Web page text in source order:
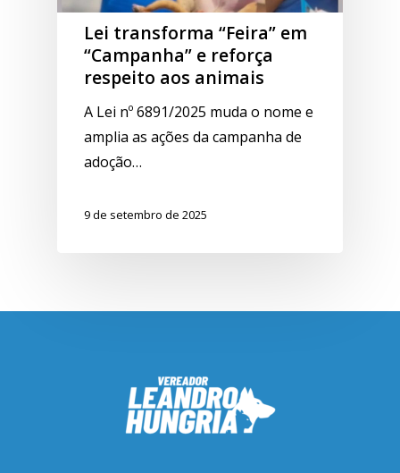
Lei transforma “Feira” em
“Campanha” e reforça
respeito aos animais
A Lei nº 6891/2025 muda o nome e
amplia as ações da campanha de
adoção…
9 de setembro de 2025